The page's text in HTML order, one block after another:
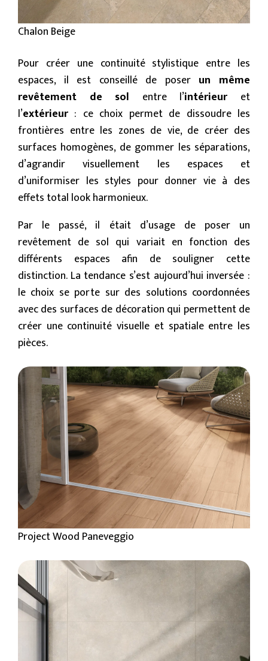
Chalon Beige
Pour créer une continuité stylistique entre les
espaces, il est conseillé de poserun même
revêtement de sol entre l’intérieur et
l’extérieur : ce choix permet de dissoudre les
frontières entre les zones de vie, de créer des
surfaces homogènes, de gommer les séparations,
d’agrandir visuellement les espaces et
d’uniformiser les styles pour donner vie à des
effets total look harmonieux.
Par le passé, il était d’usage de poser un
revêtement de sol qui variait en fonction des
différents espaces afin de souligner cette
distinction. La tendance s’est aujourd’hui inversée :
le choix se porte sur des solutions coordonnées
avec des surfaces de décoration qui permettent de
créer une continuité visuelle et spatiale entre les
pièces.
Project Wood Paneveggio